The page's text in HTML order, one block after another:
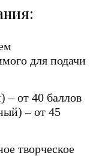
для подачи
– от 40 баллов
– от 45
творческое